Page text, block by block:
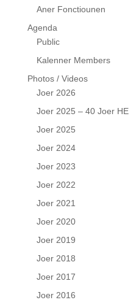
Aner Fonctiounen
Agenda
Public
Kalenner Members
Photos / Videos
Joer 2026
Joer 2025 – 40 Joer HE
Joer 2025
Joer 2024
Joer 2023
Joer 2022
Joer 2021
Joer 2020
Joer 2019
Joer 2018
Joer 2017
Joer 2016